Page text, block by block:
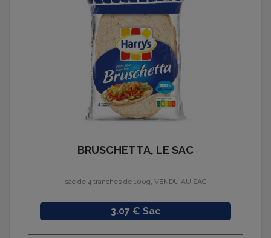
BRUSCHETTA, LE SAC
sac de 4 tranches de 100g, VENDU AU SAC
Prix
3.07 € Sac